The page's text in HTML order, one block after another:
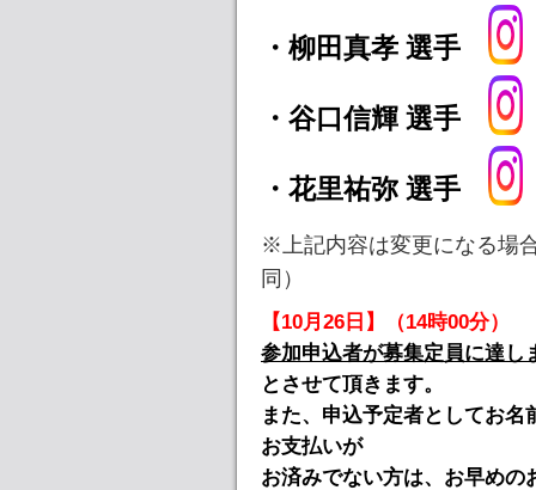
・柳田真孝 選手
・谷口信輝 選手
・花里祐弥 選手
※上記内容は変更になる場
同）
【10月26日】（14時00分）
参加申込者が募集定員に達し
とさせて頂きます。
また、申込予定者としてお
お支払いが
お済みでない方は、お早めの